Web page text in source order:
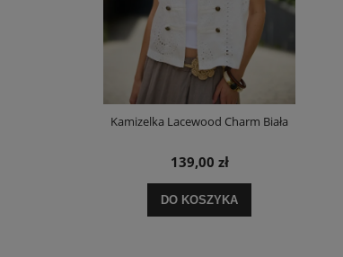
Kamizelka Lacewood Charm Biała
139,00 zł
DO KOSZYKA